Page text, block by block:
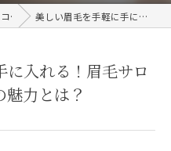
コラム 美しい眉毛を手軽に手に入れる！眉毛サロンでのタトゥー施術の魅力とは？
入れる！眉毛サロ
魅力とは？